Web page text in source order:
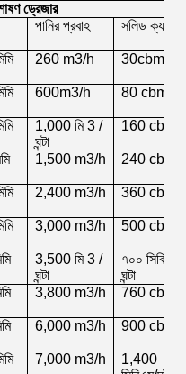
ড্রেজার
পানির প্রবাহ সলিড
260 m3/h 30cbm/h
600m3/h 80 cbm/h
1,000 মি 3 /
ঘন্টা
160 cbm/
1,500 m3/h 240 cbm/
2,400 m3/h 360 cbm/
3,000 m3/h 500 cbm/
3,500 মি 3 /
ঘন্টা
৭০০ সিবিএম/
ঘন্টা
3,800 m3/h 760 cbm/
6,000 m3/h 900 cbm/
7,000 m3/h 1,400